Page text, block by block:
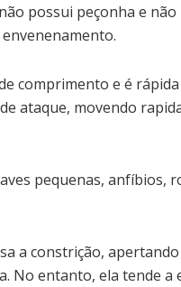
possui peçonha e
comprimento e é
ataque, movendo
pequenas, anfíbios,
a constrição,
No entanto, ela tende